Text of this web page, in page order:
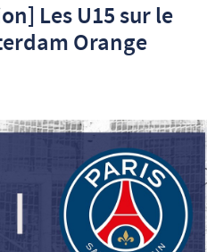
Les U15 sur le
Orange